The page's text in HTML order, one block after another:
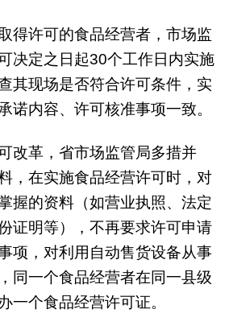
得许可的食品经营者，市场监
决定之日起30个工作日内实施
其现场是否符合许可条件，实
诺内容、许可核准事项一致。
改革，省市场监管局多措并
，在实施食品经营许可时，对
握的资料（如营业执照、法定
证明等），不再要求许可申请
项，对利用自动售货设备从事
同一个食品经营者在同一县级
一个食品经营许可证。